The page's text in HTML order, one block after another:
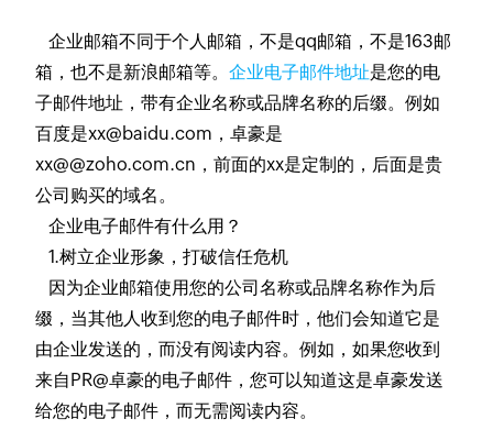
企业邮箱不同于个人邮箱，不是qq邮箱，不是163邮
箱，也不是新浪邮箱等。企业电子邮件地址是您的电
子邮件地址，带有企业名称或品牌名称的后缀。例如
百度是xx@baidu.com，卓豪是
xx@@zoho.com.cn，前面的xx是定制的，后面是贵
公司购买的域名。
企业电子邮件有什么用？
1.树立企业形象，打破信任危机
因为企业邮箱使用您的公司名称或品牌名称作为后
缀，当其他人收到您的电子邮件时，他们会知道它是
由企业发送的，而没有阅读内容。例如，如果您收到
来自PR@卓豪的电子邮件，您可以知道这是卓豪发送
给您的电子邮件，而无需阅读内容。